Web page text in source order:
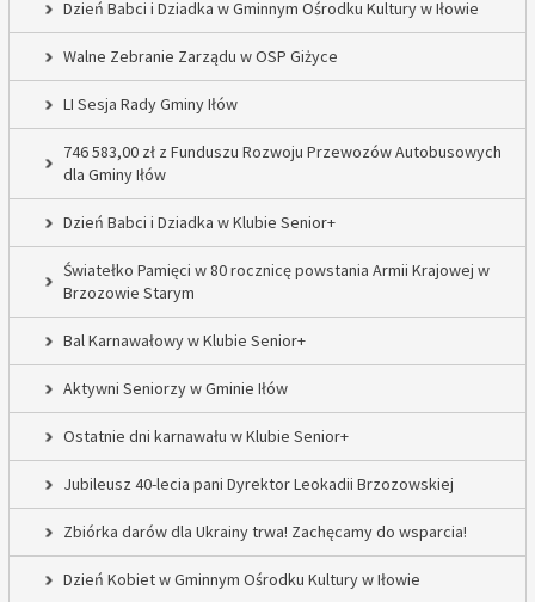
Dzień Babci i Dziadka w Gminnym Ośrodku Kultury w Iłowie
Walne Zebranie Zarządu w OSP Giżyce
LI Sesja Rady Gminy Iłów
746 583,00 zł z Funduszu Rozwoju Przewozów Autobusowych
dla Gminy Iłów
Dzień Babci i Dziadka w Klubie Senior+
Światełko Pamięci w 80 rocznicę powstania Armii Krajowej w
Brzozowie Starym
Bal Karnawałowy w Klubie Senior+
Aktywni Seniorzy w Gminie Iłów
Ostatnie dni karnawału w Klubie Senior+
Jubileusz 40-lecia pani Dyrektor Leokadii Brzozowskiej
Zbiórka darów dla Ukrainy trwa! Zachęcamy do wsparcia!
Dzień Kobiet w Gminnym Ośrodku Kultury w Iłowie